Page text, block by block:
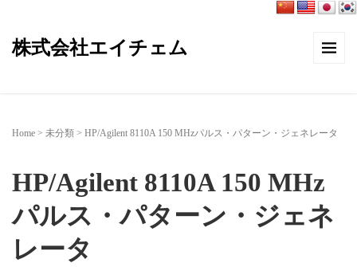
株式会社エイチェム
Home > 未分類 > HP/Agilent 8110A 150 MHzパルス・パターン・ジェネレータ
HP/Agilent 8110A 150 MHz
パルス・パターン・ジェネ
レータ